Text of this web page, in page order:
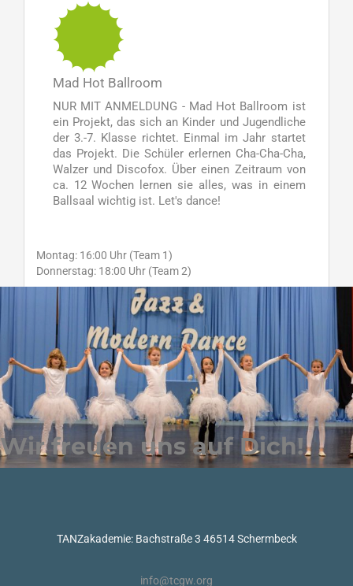
Mad Hot Ballroom
NUR MIT ANMELDUNG - Mad Hot Ballroom ist
ein Projekt, das sich an Kinder und Jugendliche
der 3.-7. Klasse richtet. Einmal im Jahr startet
das Projekt. Die Schüler erlernen Cha-Cha-Cha,
Walzer und Discofox. Über einen Zeitraum von
ca. 12 Wochen lernen sie alles, was in einem
Ballsaal wichtig ist. Let's dance!
Montag: 16:00 Uhr (Team 1)
Donnerstag: 18:00 Uhr (Team 2)
Wir freuen uns auf Dich!
TANZakademie: Bachstraße 3 46514 Schermbeck
info@tcgw.org